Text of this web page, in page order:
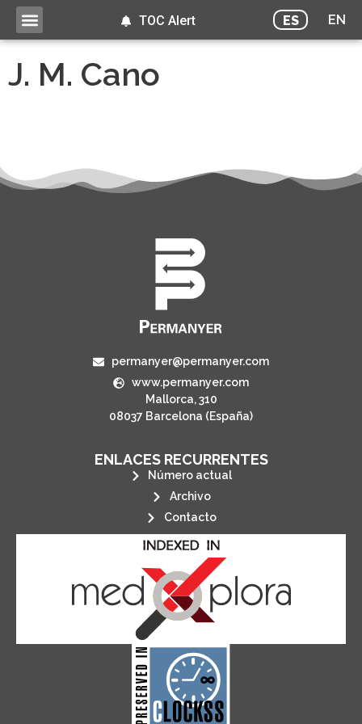
ES EN
TOC Alert
J. M. Cano
permanyer@permanyer.com
www.permanyer.com
Mallorca, 310
08037 Barcelona (España)
ENLACES RECURRENTES
Número actual
Archivo
Contacto
CLOCKSS is a dak archive that
ensures the long-term survival
of web-based scholary
publications, governed by and for
its stakeholders.